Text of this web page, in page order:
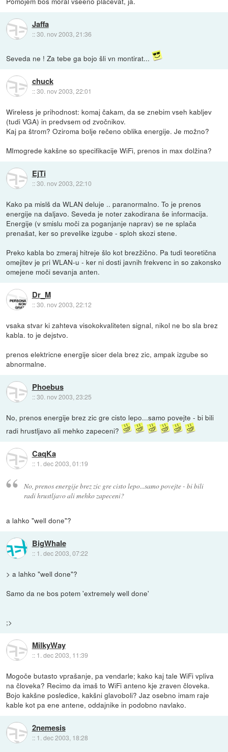
Jaffa
::30. nov 2003, 21:36
Seveda ne ! Za tebe ga bojo šli vn montirat...
chuck
::30. nov 2003, 22:01
Wireless je prihodnost: komaj čakam, da se znebim vseh kabljev
(tudi VGA) in predvsem od zvočnikov.
Kaj pa štrom? Oziroma bolje rečeno oblika energije. Je možno?
MImogrede kakšne so specifikacije WiFi, prenos in max dolžina?
EjTi
::30. nov 2003, 22:10
Kako pa mislš da WLAN deluje .. paranormalno. To je prenos
energije na daljavo. Seveda je noter zakodirana še informacija.
Energije (v smislu moči za poganjanje naprav) se ne splača
prenašat, ker so prevelike izgube - sploh skozi stene.
Preko kabla bo zmeraj hitreje šlo kot brezžično. Pa tudi teoretična
omejitev je pri WLAN-u - ker ni dosti javnih frekvenc in so zakonsko
omejene moči sevanja anten.
Dr_M
::30. nov 2003, 22:12
vsaka stvar ki zahteva visokokvaliteten signal, nikol ne bo sla brez
kabla. to je dejstvo.
prenos elektricne energije sicer dela brez zic, ampak izgube so
abnormalne.
Phoebus
::30. nov 2003, 23:25
No, prenos energije brez zic gre cisto lepo...samo povejte - bi bili
radi hrustljavo ali mehko zapeceni?
CaqKa
:: 1. dec 2003, 01:19
No, prenos energije brez zic gre cisto lepo...samo povejte - bi bili
radi hrustljavo ali mehko zapeceni?
a lahko "well done"?
BigWhale
:: 1. dec 2003, 07:22
> a lahko "well done"?
Samo da ne bos potem 'extremely well done'
;>
MilkyWay
:: 1. dec 2003, 11:39
Mogoče butasto vprašanje, pa vendarle; kako kaj tale WiFi vpliva
na človeka? Recimo da imaš to WiFi anteno kje zraven človeka.
Bojo kakšne posledice, kakšni glavoboli? Jaz osebno imam raje
kable kot pa ene antene, oddajnike in podobno navlako.
2nemesis
:: 1. dec 2003, 18:28